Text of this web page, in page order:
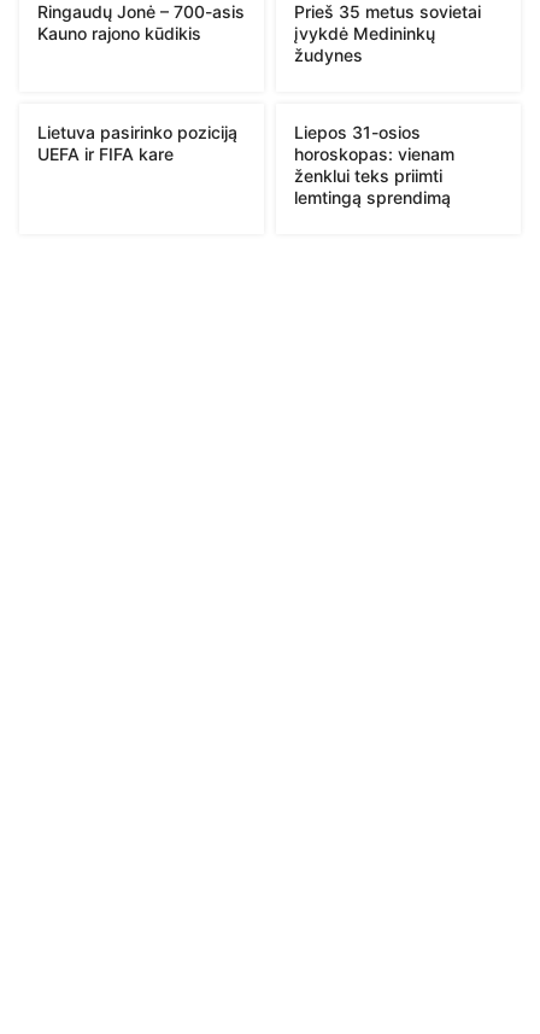
Ringaudų Jonė – 700-asis
Kauno rajono kūdikis
Prieš 35 metus sovietai
įvykdė Medininkų
žudynes
Lietuva pasirinko poziciją
UEFA ir FIFA kare
Liepos 31-osios
horoskopas: vienam
ženklui teks priimti
lemtingą sprendimą